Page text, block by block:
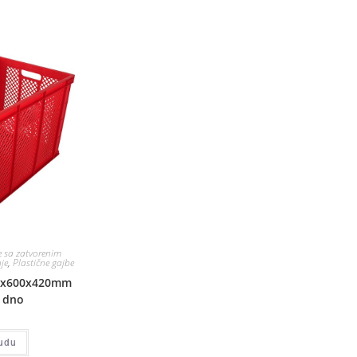
sa zatvorenim
, Plastične gajbe